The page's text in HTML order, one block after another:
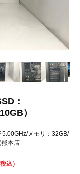
：
）
メモリ：32GB/
熊本店